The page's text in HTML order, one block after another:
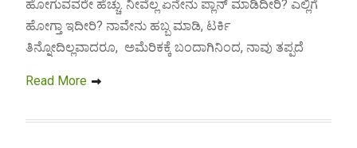
ಹೋಗುವವರೇ ಹೆಚ್ಚು. ನೀವೆಲ್ಲ ಏನೇನು ಪ್ಲಾನ್ ಮಾಡಿದೀರಿ? ಎಲ್ಲಿಗೆ
ಹೋಗ್ತಾ ಇದೀರಿ? ನಾವೇನು ಹಬ್ಬ ಮಾಡಿ, ಟರ್ಕಿ
ತಿನ್ನೋದಿಲ್ಲವಾದರೂ, ಅಮೆರಿಕಕ್ಕೆ ಬಂದಾಗಿನಿಂದ, ನಾವು ತಪ್ಪದೆ
Read More